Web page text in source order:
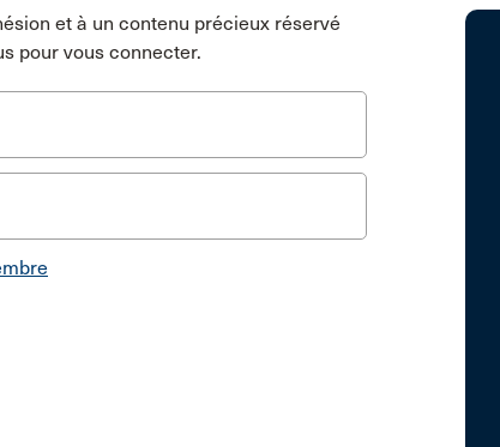
et à un contenu précieux réservé
pour vous connecter.